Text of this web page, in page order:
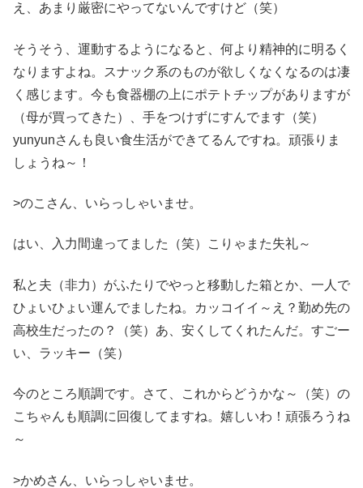
え、あまり厳密にやってないんですけど（笑）
そうそう、運動するようになると、何より精神的に明るく
なりますよね。スナック系のものが欲しくなくなるのは凄
く感じます。今も食器棚の上にポテトチップがありますが
（母が買ってきた）、手をつけずにすんでます（笑）
yunyunさんも良い食生活ができてるんですね。頑張りま
しょうね～！
>のこさん、いらっしゃいませ。
はい、入力間違ってました（笑）こりゃまた失礼～
私と夫（非力）がふたりでやっと移動した箱とか、一人で
ひょいひょい運んでましたね。カッコイイ～え？勤め先の
高校生だったの？（笑）あ、安くしてくれたんだ。すごー
い、ラッキー（笑）
今のところ順調です。さて、これからどうかな～（笑）の
こちゃんも順調に回復してますね。嬉しいわ！頑張ろうね
～
>かめさん、いらっしゃいませ。